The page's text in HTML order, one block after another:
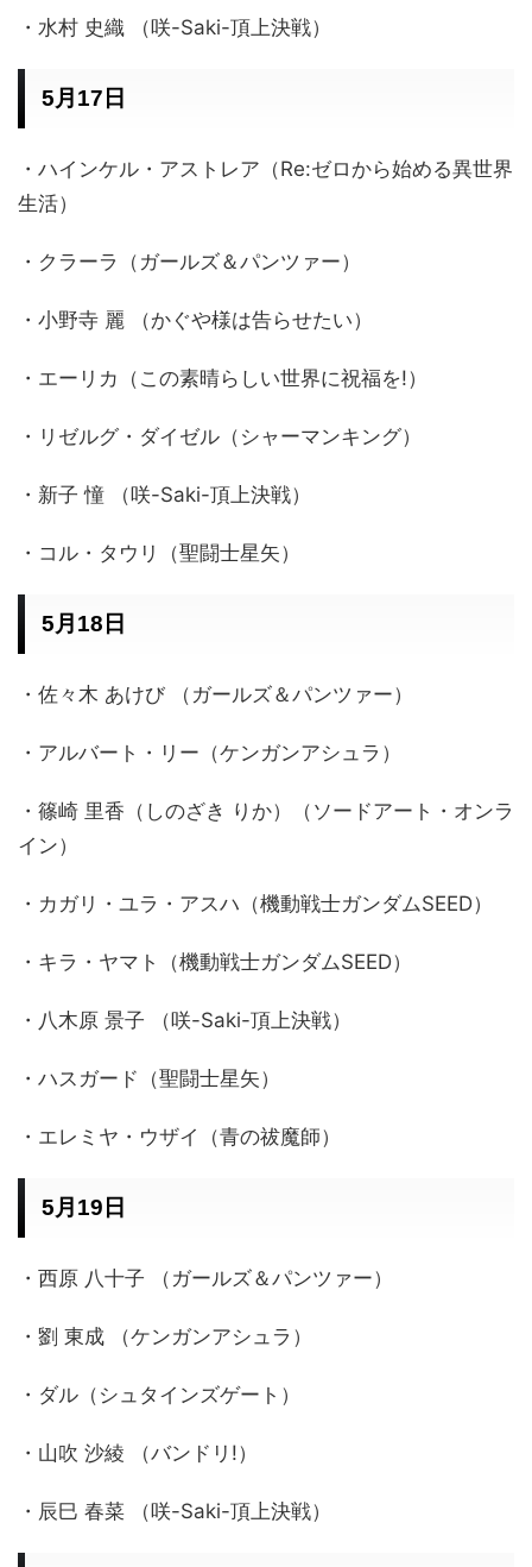
・水村 史織 （咲-Saki-頂上決戦）
5月17日
・ハインケル・アストレア（Re:ゼロから始める異世界
生活）
・クラーラ（ガールズ＆パンツァー）
・小野寺 麗 （かぐや様は告らせたい）
・エーリカ（この素晴らしい世界に祝福を!）
・リゼルグ・ダイゼル（シャーマンキング）
・新子 憧 （咲-Saki-頂上決戦）
・コル・タウリ（聖闘士星矢）
5月18日
・佐々木 あけび （ガールズ＆パンツァー）
・アルバート・リー（ケンガンアシュラ）
・篠崎 里香（しのざき りか）（ソードアート・オンラ
イン）
・カガリ・ユラ・アスハ（機動戦士ガンダムSEED）
・キラ・ヤマト（機動戦士ガンダムSEED）
・八木原 景子 （咲-Saki-頂上決戦）
・ハスガード（聖闘士星矢）
・エレミヤ・ウザイ（青の祓魔師）
5月19日
・西原 八十子 （ガールズ＆パンツァー）
・劉 東成 （ケンガンアシュラ）
・ダル（シュタインズゲート）
・山吹 沙綾 （バンドリ!）
・辰巳 春菜 （咲-Saki-頂上決戦）